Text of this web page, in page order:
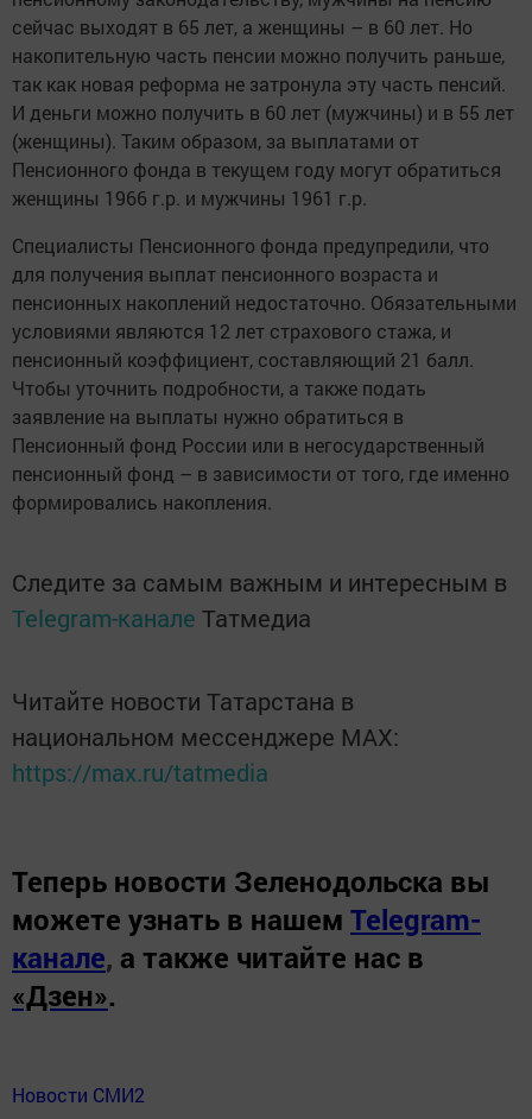
сейчас выходят в 65 лет, а женщины – в 60 лет. Но
накопительную часть пенсии можно получить раньше,
так как новая реформа не затронула эту часть пенсий.
И деньги можно получить в 60 лет (мужчины) и в 55 лет
(женщины). Таким образом, за выплатами от
Пенсионного фонда в текущем году могут обратиться
женщины 1966 г.р. и мужчины 1961 г.р.
Специалисты Пенсионного фонда предупредили, что
для получения выплат пенсионного возраста и
пенсионных накоплений недостаточно. Обязательными
условиями являются 12 лет страхового стажа, и
пенсионный коэффициент, составляющий 21 балл.
Чтобы уточнить подробности, а также подать
заявление на выплаты нужно обратиться в
Пенсионный фонд России или в негосударственный
пенсионный фонд – в зависимости от того, где именно
формировались накопления.
Следите за самым важным и интересным в
Telegram-канале Татмедиа
Читайте новости Татарстана в
национальном мессенджере MАХ:
https://max.ru/tatmedia
Теперь новости Зеленодольска вы
можете узнать в нашем Telegram-
канале, а также читайте нас в
«Дзен».
Новости СМИ2